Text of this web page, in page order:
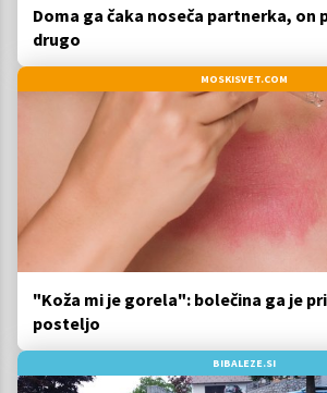
Doma ga čaka noseča partnerka, on
drugo
MOSKISVET.COM
"Koža mi je gorela": bolečina ga je
posteljo
BIBALEZE.SI